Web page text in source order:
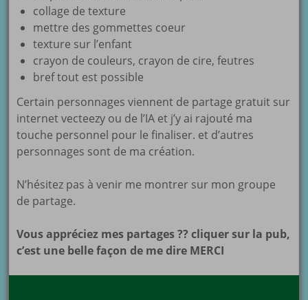
collage de texture
mettre des gommettes coeur
texture sur l’enfant
crayon de couleurs, crayon de cire, feutres
bref tout est possible
Certain personnages viennent de partage gratuit sur
internet vecteezy ou de l’IA et j’y ai rajouté ma
touche personnel pour le finaliser. et d’autres
personnages sont de ma création.
N’hésitez pas à venir me montrer sur mon groupe
de partage.
Vous appréciez mes partages ?? cliquer sur la pub,
c’est une belle façon de me dire MERCI